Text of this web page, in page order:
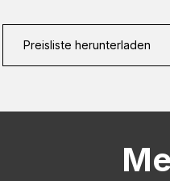
Preisliste herunterladen